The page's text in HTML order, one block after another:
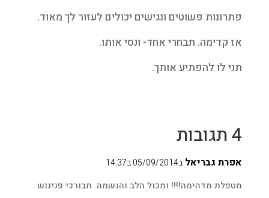
פתרונות פשוטים ונגישים יכולים לעזור לך מאוד.
אז קדימה. תבחרי אחד- ונסי אותו.
תני לו להפתיע אותך.
4 תגובות
אפרת גבריאל ב05/09/2014 ב14:37
מטפלת מדהימה!!!! ומכול הלב והנשמה. תבורכי פנינוש